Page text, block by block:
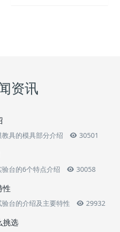
资讯
具的模具部分介绍 30501
台的6个特点介绍 30058
性
台的介绍及主要特性 29932
挑选